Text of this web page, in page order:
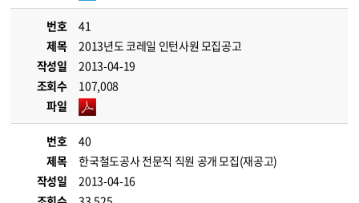
번호
41
제목
2013년도 코레일 인턴사원 모집공고
작성일
2013-04-19
조회수
107,008
파일
번호
40
제목
한국철도공사 전문직 직원 공개 모집(재공고)
작성일
2013-04-16